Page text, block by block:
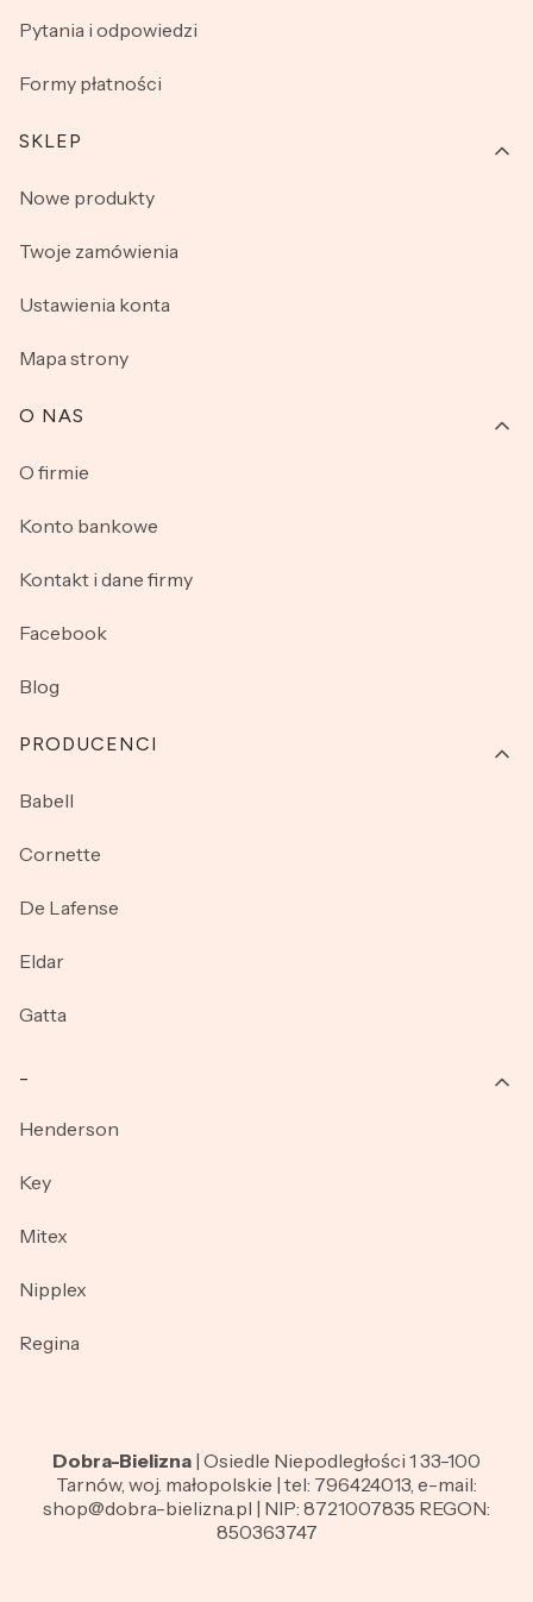
Pytania i odpowiedzi
Formy płatności
SKLEP
Nowe produkty
Twoje zamówienia
Ustawienia konta
Mapa strony
O NAS
O firmie
Konto bankowe
Kontakt i dane firmy
Facebook
Blog
PRODUCENCI
Babell
Cornette
De Lafense
Eldar
Gatta
Henderson
Key
Mitex
Nipplex
Regina
Dobra-Bielizna | Osiedle Niepodległości 1 33-100
Tarnów, woj. małopolskie | tel: 796424013, e-mail:
shop@dobra-bielizna.pl | NIP: 8721007835 REGON:
850363747